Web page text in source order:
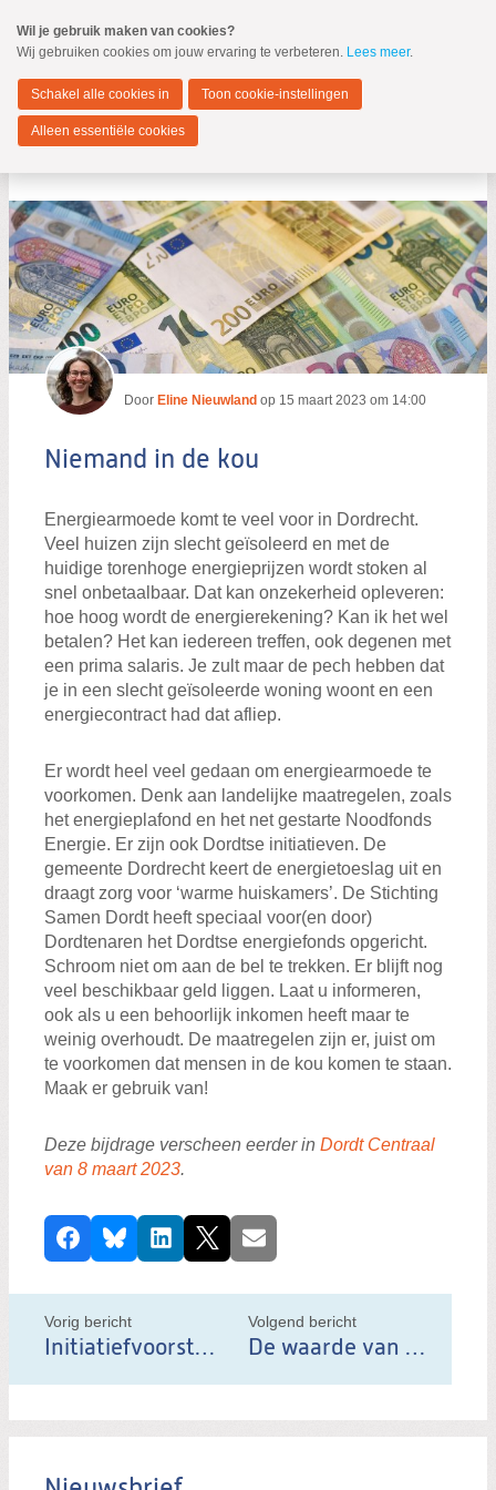
naar
Spring
de
inhoud
Spring
naar
Dordrecht
MENU
Zoeken:
Zoeken
Door Eline Nieuwland op 15 maart 2023 om 14:00
Niemand in de kou
Energiearmoede komt te veel voor in Dordrecht.
Veel huizen zijn slecht geïsoleerd en met de
huidige torenhoge energieprijzen wordt stoken al
snel onbetaalbaar. Dat kan onzekerheid opleveren:
hoe hoog wordt de energierekening? Kan ik het wel
betalen? Het kan iedereen treffen, ook degenen met
een prima salaris. Je zult maar de pech hebben dat
je in een slecht geïsoleerde woning woont en een
energiecontract had dat afliep.
Er wordt heel veel gedaan om energiearmoede te
voorkomen. Denk aan landelijke maatregelen, zoals
het energieplafond en het net gestarte Noodfonds
Energie. Er zijn ook Dordtse initiatieven. De
gemeente Dordrecht keert de energietoeslag uit en
draagt zorg voor ‘warme huiskamers’. De Stichting
Samen Dordt heeft speciaal voor(en door)
Dordtenaren het Dordtse energiefonds opgericht.
Schroom niet om aan de bel te trekken. Er blijft nog
veel beschikbaar geld liggen. Laat u informeren,
ook als u een behoorlijk inkomen heeft maar te
weinig overhoudt. De maatregelen zijn er, juist om
te voorkomen dat mensen in de kou komen te staan.
Maak er gebruik van!
Deze bijdrage verscheen eerder in Dordt Centraal
van 8 maart 2023.
D
e
e
l
d
b
FacebookBlueskyLinkedIn
X E-mail
Vorig bericht
Initiatiefvoorstel ‘Eerste Dordtse burgerberaad’ ingediend door ChristenUnie-SGP
Volgend bericht
De waarde van werkbezoeken
Wil je gebruik maken van cookies?
Wij gebruiken cookies om jouw ervaring te verbeteren. Lees meer.
Schakel alle cookies in Toon cookie-instellingen
Alleen essentiële cookies